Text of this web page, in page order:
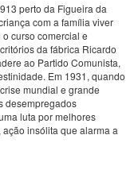
perto da Figueira da
com a família viver
curso comercial e
da fábrica Ricardo
ao Partido Comunista,
Em 1931, quando
mundial e grande
desempregados
luta por melhores
insólita que alarma a